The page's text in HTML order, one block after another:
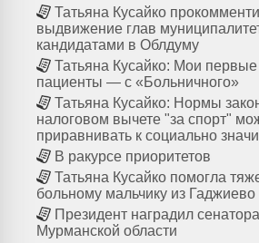
Татьяна Кусайко
выдвижение глав
кандидатами в Облдуму
Татьяна Кусайко: Мои первые
пациенты — с «Больничного»
Татьяна Кусайко: Нормы
налоговом вычете "за спорт"
приравнивать к социально
В ракурсе приоритетов
Татьяна Кусайко помогла
больному мальчику из Гаджиево
Президент наградил
Мурманской области